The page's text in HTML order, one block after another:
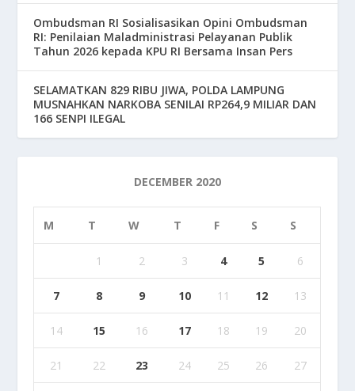
Ombudsman RI Sosialisasikan Opini Ombudsman
RI: Penilaian Maladministrasi Pelayanan Publik
Tahun 2026 kepada KPU RI Bersama Insan Pers
SELAMATKAN 829 RIBU JIWA, POLDA LAMPUNG
MUSNAHKAN NARKOBA SENILAI RP264,9 MILIAR DAN
166 SENPI ILEGAL
DECEMBER 2020
M T W T F S S
1 2 3 4 5 6
7 8 9 10 11 12 13
14 15 16 17 18 19 20
21 22 23 24 25 26 27